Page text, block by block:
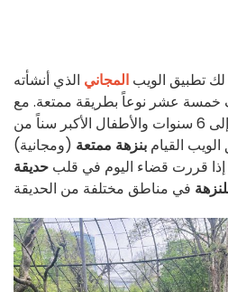
لك تطبيق الويب المجاني الذي أنشأته
خمسة عشر نوعاً بطريقة ممتعة. مع
تحديات للأطفال من سن 4 إلى 6 سنوات والأطفال الأكبر سناً من
بنزهة ممتعة (ومجانية)
إذا قررت قضاء اليوم في قلب حديقة